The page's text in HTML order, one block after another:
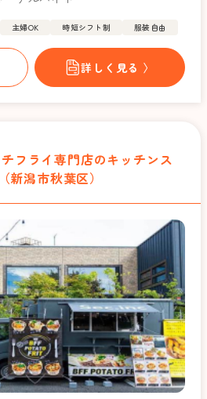
主婦OK 時短シフト制 服装自由
詳しく見る 〉
チフライ専門店のキッチンス
潟市秋葉区）